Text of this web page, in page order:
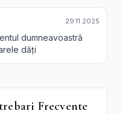
29.11.2025
dumneavoastră
dăți
Frecvente